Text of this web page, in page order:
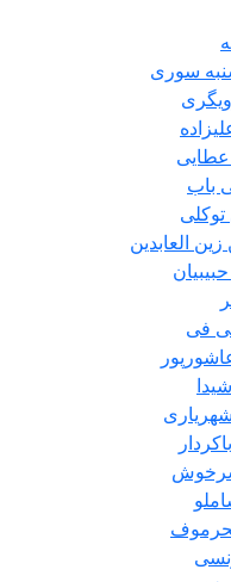
سوری
باب
العابدین
فی
سرخوش